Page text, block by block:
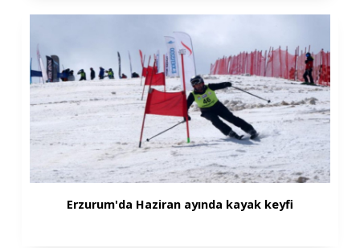
Erzurum'da Haziran ayında kayak keyfi